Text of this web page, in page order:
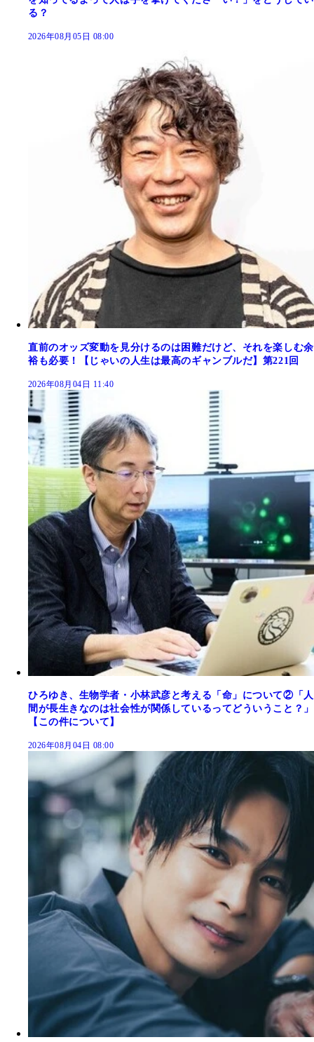
る？
2026年08月05日 08:00
直前のオッズ変動を見分けるのは困難だけど、それを楽しむ余
裕も必要！【じゃいの人生は最高のギャンブルだ】第221回
2026年08月04日 11:40
ひろゆき、生物学者・小林武彦と考える「命」について②「人
間が長生きなのは社会性が関係しているってどういうこと？」
【この件について】
2026年08月04日 08:00